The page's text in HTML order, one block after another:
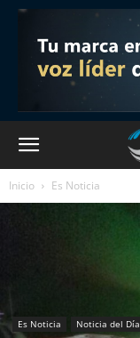
Inicio Es Noticia
Es Noticia Noticia del Día